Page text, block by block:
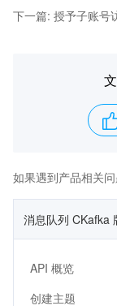
下一篇: 授予子账号
如果遇到产品相关
消息队列 CKafka
API 概览
创建主题